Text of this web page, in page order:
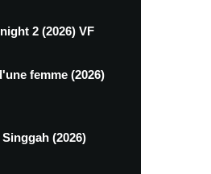
2 (2026) VF
femme (2026)
(2026)